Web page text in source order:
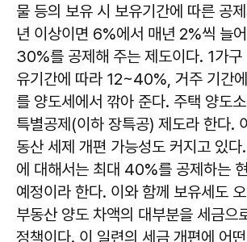
물 등의 보유 시 보유기간에 따른 공
년 이상이면 6%에서 매년 2%씩 늘
30%를 공제해 주는 제도이다. 1가구
유기간에 따라 12~40%, 거주 기간
를 양도세에서 깎아 준다. 주택 양도
특별공제(이하 장특공) 제도라 한다.
동산 세제 개편 가능성도 커지고 있
에 대해서는 최대 40%를 공제하는
예정이라 한다. 이와 함께 보유세도
부동산 양도 차액의 대부분을 세금으
정책이다. 이 일련의 세금 개편에 어